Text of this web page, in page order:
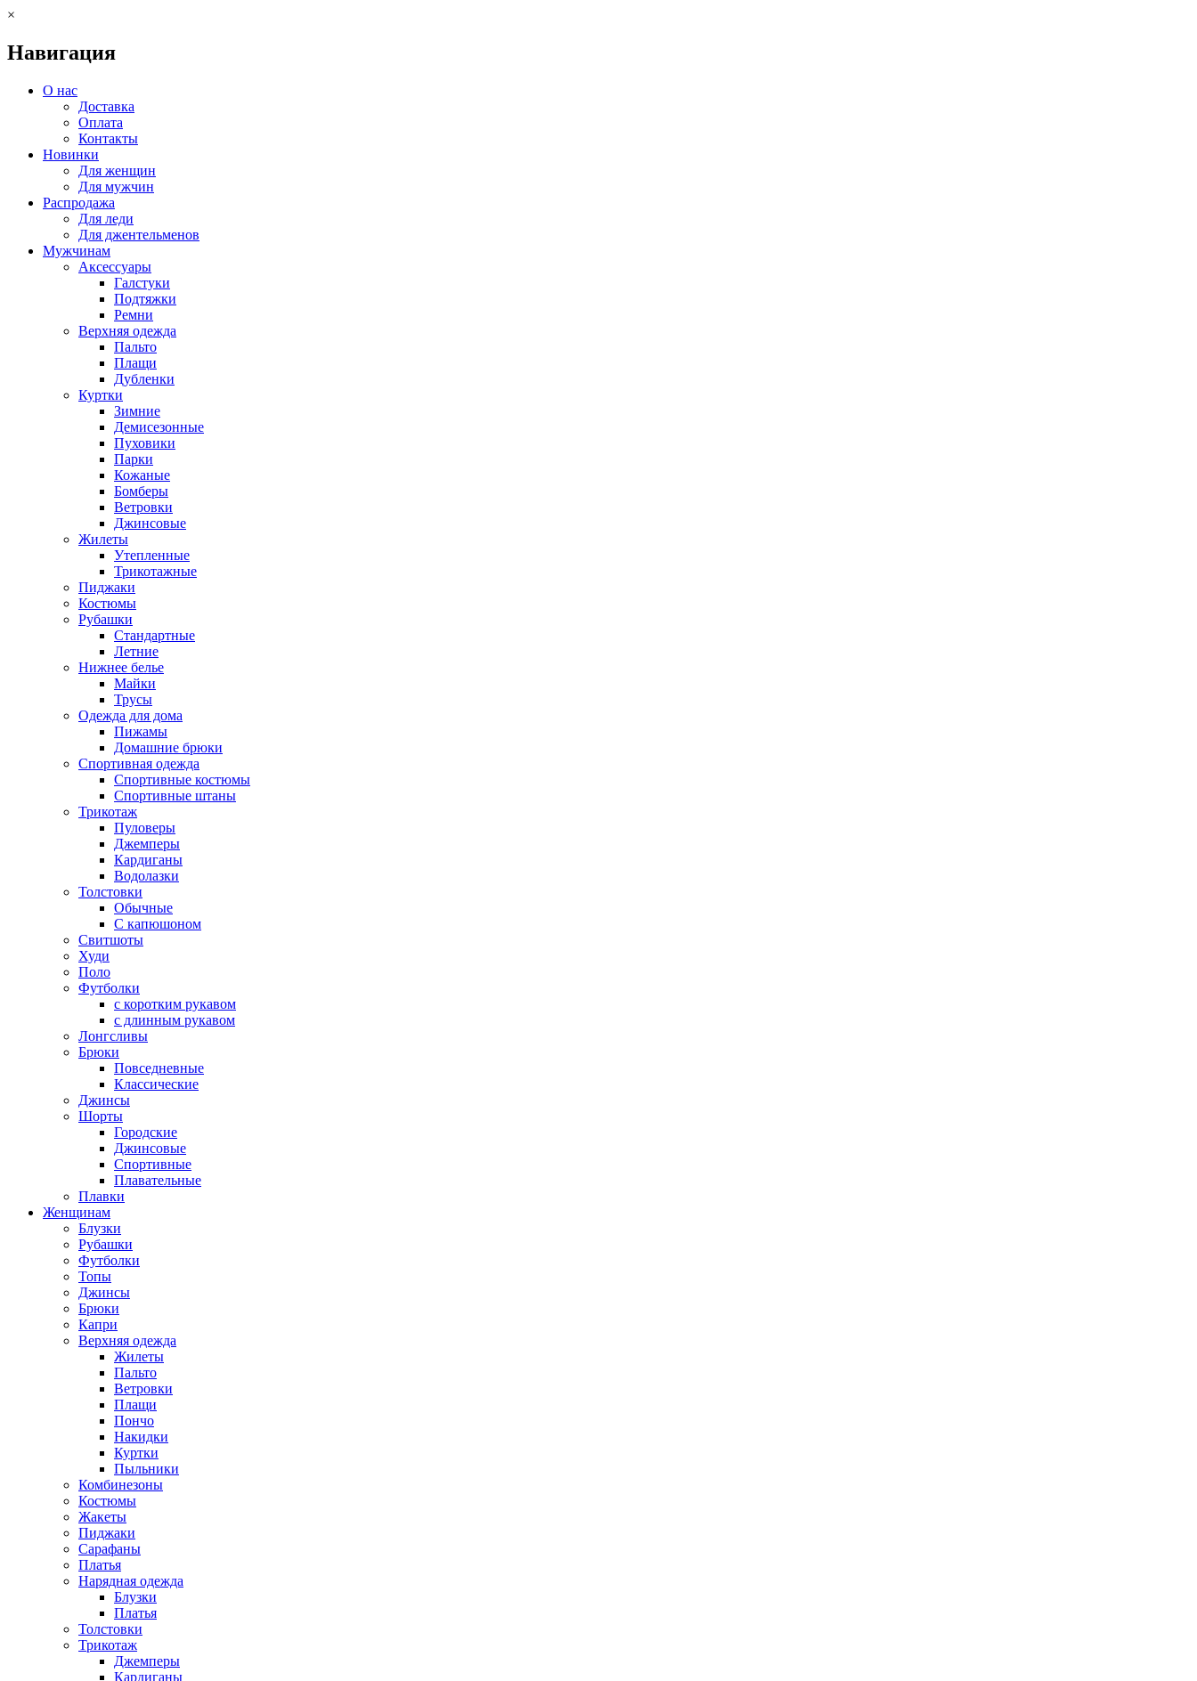
×
Навигация
О нас
Доставка
Оплата
Контакты
Новинки
Для женщин
Для мужчин
Распродажа
Для леди
Для джентельменов
Мужчинам
Аксессуары
Галстуки
Подтяжки
Ремни
Верхняя одежда
Пальто
Плащи
Дубленки
Куртки
Зимние
Демисезонные
Пуховики
Парки
Кожаные
Бомберы
Ветровки
Джинсовые
Жилеты
Утепленные
Трикотажные
Пиджаки
Костюмы
Рубашки
Стандартные
Летние
Нижнее белье
Майки
Трусы
Одежда для дома
Пижамы
Домашние брюки
Спортивная одежда
Спортивные костюмы
Спортивные штаны
Трикотаж
Пуловеры
Джемперы
Кардиганы
Водолазки
Толстовки
Обычные
С капюшоном
Свитшоты
Худи
Поло
Футболки
с коротким рукавом
с длинным рукавом
Лонгсливы
Брюки
Повседневные
Классические
Джинсы
Шорты
Городские
Джинсовые
Спортивные
Плавательные
Плавки
Женщинам
Блузки
Рубашки
Футболки
Топы
Джинсы
Брюки
Капри
Верхняя одежда
Жилеты
Пальто
Ветровки
Плащи
Пончо
Накидки
Куртки
Пыльники
Комбинезоны
Костюмы
Жакеты
Пиджаки
Сарафаны
Платья
Нарядная одежда
Блузки
Платья
Толстовки
Трикотаж
Джемперы
Кардиганы